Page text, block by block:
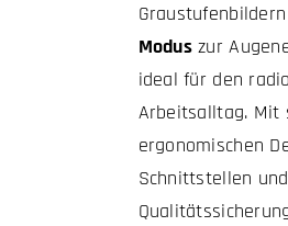
Moduszur
ideal für den
Arbeitsalltag. Mit
ergonomischen
Schnittstellen